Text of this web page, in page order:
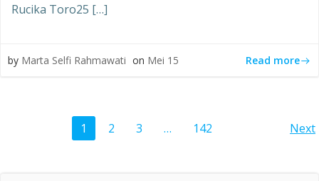
Rucika Toro25 […]
by Marta Selfi Rahmawati on Mei 15 Read more
PostsPage
1 Page
2 Page
3 … Page
142 Next